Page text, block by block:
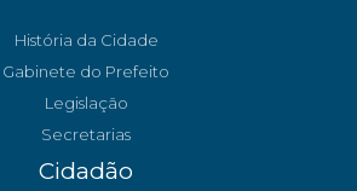
História da Cidade
Gabinete do Prefeito
Legislação
Secretarias
Cidadão